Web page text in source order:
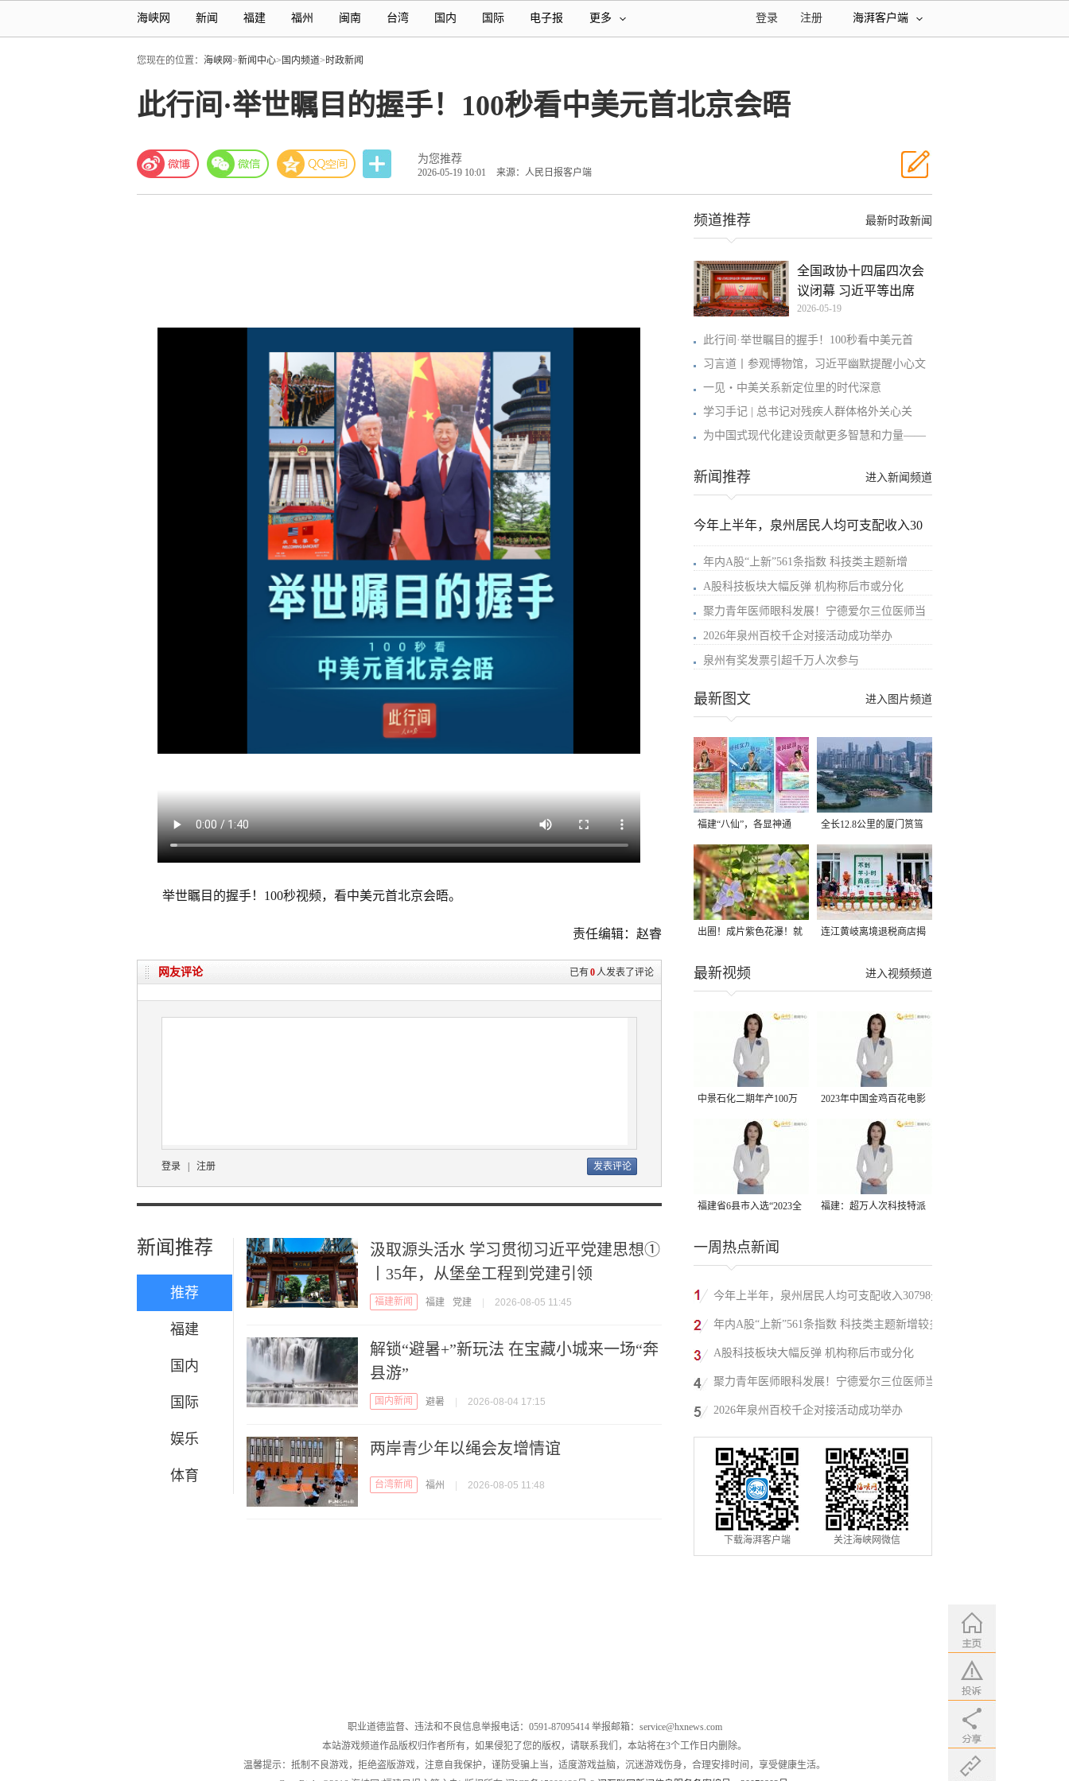
海峡网 新闻 福建 福州 闽南 台湾 国内 国际 电子报 更多 海湃客户端
注册
登录
您现在的位置： 海峡网>新闻中心> 国内频道>时政新闻
此行间·举世瞩目的握手！100秒看中美元首北京会晤
为您推荐
2026-05-19 10:01 来源：人民日报客户端
举世瞩目的握手！100秒视频，看中美元首北京会晤。
责任编辑：赵睿
已有0 人发表了评论
网友评论
登录 | 注册
新闻推荐
推荐
福建
国内
国际
娱乐
体育
汲取源头活水 学习贯彻习近平党建思想①
丨35年，从堡垒工程到党建引领
福建新闻 福建 党建 | 2026-08-05 11:45
解锁“避暑+”新玩法 在宝藏小城来一场“奔
县游”
国内新闻 避暑 | 2026-08-04 17:15
两岸青少年以绳会友增情谊
台湾新闻 福州 | 2026-08-05 11:48
最新时政新闻
频道推荐
全国政协十四届四次会
议闭幕 习近平等出席
2026-05-19
此行间·举世瞩目的握手！100秒看中美元首
习言道丨参观博物馆，习近平幽默提醒小心文
一见・中美关系新定位里的时代深意
学习手记 | 总书记对残疾人群体格外关心关
为中国式现代化建设贡献更多智慧和力量——
进入新闻频道
新闻推荐
今年上半年，泉州居民人均可支配收入30
年内A股“上新”561条指数 科技类主题新增
A股科技板块大幅反弹 机构称后市或分化
聚力青年医师眼科发展！宁德爱尔三位医师当
2026年泉州百校千企对接活动成功举办
泉州有奖发票引超千万人次参与
进入图片频道
最新图文
福建“八仙”，各显神通 全长12.8公里的厦门筼筜
湖健身步道全线贯通
出圈！成片紫色花瀑！就 连江黄岐离境退税商店揭
进入视频频道
最新视频
中景石化二期年产100万
吨丙烷脱氢项目建成中交
2023年中国金鸡百花电影
节有福电影巡展31日启动
福建省6县市入选“2023全 福建：超万人次科技特派
一周热点新闻
今年上半年，泉州居民人均可支配收入30798元
年内A股“上新”561条指数 科技类主题新增较多
A股科技板块大幅反弹 机构称后市或分化
聚力青年医师眼科发展！宁德爱尔三位医师当
选市眼科青年学组成员
2026年泉州百校千企对接活动成功举办
下载海湃客户端 关注海峡网微信
职业道德监督、违法和不良信息举报电话：0591-87095414 举报邮箱：service@hxnews.com
本站游戏频道作品版权归作者所有，如果侵犯了您的版权，请联系我们，本站将在3个工作日内删除。
温馨提示：抵制不良游戏，拒绝盗版游戏，注意自我保护，谨防受骗上当，适度游戏益脑，沉迷游戏伤身，合理安排时间，享受健康生活。